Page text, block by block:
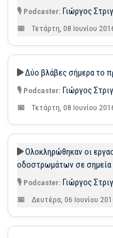
Γιώργος
Τετάρτη, 08 Ιουνίου
Δύο βλάβες σήμερα το
Γιώργος
Τετάρτη, 08 Ιουνίου
Ολοκληρώθηκαν οι
οδοστρωμάτων σε σημεία
Γιώργος
Δευτέρα, 06 Ιουνίου